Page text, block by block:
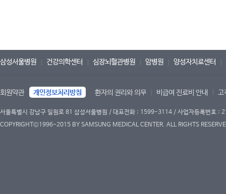
삼성서울병원 건강의학센터 심장뇌혈관병원 암병원 양성자치료센터
회원약관 개인정보처리방침 환자의 권리와 의무 비급여 진료비 안내 고
서울특별시 강남구 일원로 81 삼성서울병원 / 대표전화 : 1599-3114 / 사업자등록번호
COPYRIGHT©1996-2015 BY SAMSUNG MEDICAL CENTER. ALL RIGHTS